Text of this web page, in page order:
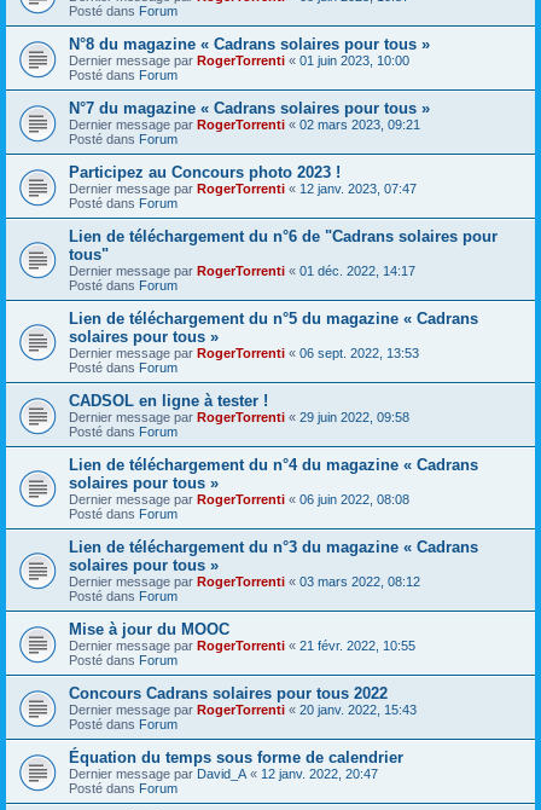
Posté dans Forum
N°8 du magazine « Cadrans solaires pour tous »
Dernier message par RogerTorrenti « 01 juin 2023, 10:00
Posté dans Forum
N°7 du magazine « Cadrans solaires pour tous »
Dernier message par RogerTorrenti « 02 mars 2023, 09:21
Posté dans Forum
Participez au Concours photo 2023 !
Dernier message par RogerTorrenti « 12 janv. 2023, 07:47
Posté dans Forum
Lien de téléchargement du n°6 de "Cadrans solaires pour
tous"
Dernier message par RogerTorrenti « 01 déc. 2022, 14:17
Posté dans Forum
Lien de téléchargement du n°5 du magazine « Cadrans
solaires pour tous »
Dernier message par RogerTorrenti « 06 sept. 2022, 13:53
Posté dans Forum
CADSOL en ligne à tester !
Dernier message par RogerTorrenti « 29 juin 2022, 09:58
Posté dans Forum
Lien de téléchargement du n°4 du magazine « Cadrans
solaires pour tous »
Dernier message par RogerTorrenti « 06 juin 2022, 08:08
Posté dans Forum
Lien de téléchargement du n°3 du magazine « Cadrans
solaires pour tous »
Dernier message par RogerTorrenti « 03 mars 2022, 08:12
Posté dans Forum
Mise à jour du MOOC
Dernier message par RogerTorrenti « 21 févr. 2022, 10:55
Posté dans Forum
Concours Cadrans solaires pour tous 2022
Dernier message par RogerTorrenti « 20 janv. 2022, 15:43
Posté dans Forum
Équation du temps sous forme de calendrier
Dernier message par David_A « 12 janv. 2022, 20:47
Posté dans Forum